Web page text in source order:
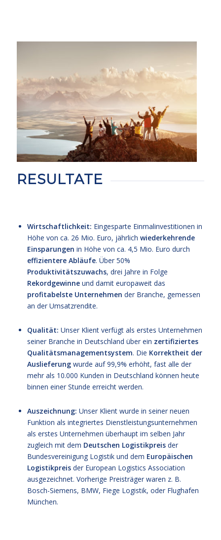
RESULTATE
Wirtschaftlichkeit: Eingesparte Einmalinvestitionen in
Höhe von ca. 26 Mio. Euro, jährlich wiederkehrende
Einsparungen in Höhe von ca. 4,5 Mio. Euro durch
effizientere Abläufe. Über 50%
Produktivitätszuwachs, drei Jahre in Folge
Rekordgewinneund damit europaweit das
profitabelste Unternehmen der Branche, gemessen
an der Umsatzrendite.
Qualität: Unser Klient verfügt als erstes Unternehmen
seiner Branche in Deutschland über ein zertifiziertes
Qualitätsmanagementsystem. Die Korrektheit der
Auslieferungwurde auf 99,9% erhöht, fast alle der
mehr als 10.000 Kunden in Deutschland können heute
binnen einer Stunde erreicht werden.
Auszeichnung: Unser Klient wurde in seiner neuen
Funktion als integriertes Dienstleistungsunternehmen
als erstes Unternehmen überhaupt im selben Jahr
zugleich mit dem Deutschen Logistikpreisder
Bundesvereinigung Logistik und dem Europäischen
Logistikpreisder European Logistics Association
ausgezeichnet. Vorherige Preisträger waren z. B.
Bosch-Siemens, BMW, Fiege Logistik, oder Flughafen
München.